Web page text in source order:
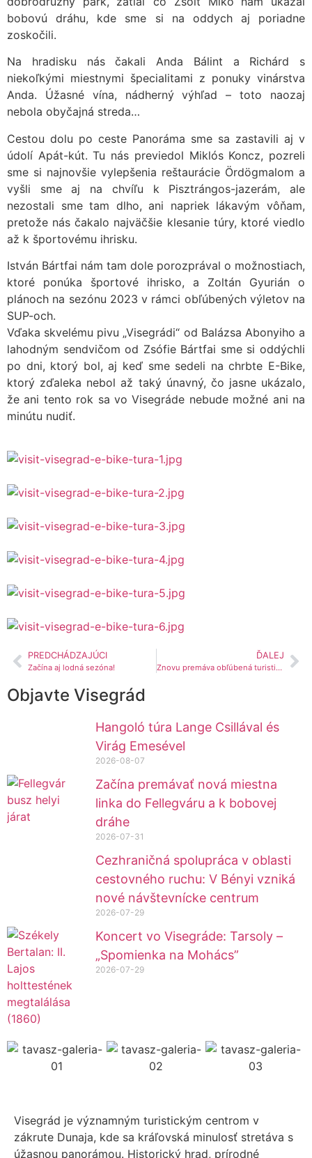
bobovú dráhu, kde sme si na oddych aj poriadne
zoskočili.
Na hradisku nás čakali Anda Bálint a Richárd s
niekoľkými miestnymi špecialitami z ponuky vinárstva
Anda. Úžasné vína, nádherný výhľad – toto naozaj
nebola obyčajná streda…
Cestou dolu po ceste Panoráma sme sa zastavili aj v
údolí Apát-kút. Tu nás previedol Miklós Koncz, pozreli
sme si najnovšie vylepšenia reštaurácie Ördögmalom a
vyšli sme aj na chvíľu k Pisztrángos-jazerám, ale
nezostali sme tam dlho, ani napriek lákavým vôňam,
pretože nás čakalo najväčšie klesanie túry, ktoré viedlo
až k športovému ihrisku.
István Bártfai nám tam dole porozprával o možnostiach,
ktoré ponúka športové ihrisko, a Zoltán Gyurián o
plánoch na sezónu 2023 v rámci obľúbených výletov na
SUP-och.
Vďaka skvelému pivu „Visegrádi“ od Balázsa Abonyiho a
lahodným sendvičom od Zsófie Bártfai sme si oddýchli
po dni, ktorý bol, aj keď sme sedeli na chrbte E-Bike,
ktorý zďaleka nebol až taký únavný, čo jasne ukázalo,
že ani tento rok sa vo Visegráde nebude možné ani na
minútu nudiť.
PREDCHÁDZAJÚCI
Začína aj lodná sezóna!
ĎALEJ
Znovu premáva obľúbená turistická linka Kis-Villám Volán
Objavte Visegrád
Hangoló túra Lange Csillával és
Virág Emesével
2026-08-07
Začína premávať nová miestna
linka do Fellegváru a k bobovej
dráhe
2026-07-31
Cezhraničná spolupráca v oblasti
cestovného ruchu: V Bényi vzniká
nové návštevnícke centrum
2026-07-29
Koncert vo Visegráde: Tarsoly –
„Spomienka na Mohács”
2026-07-29
Visegrád je významným turistickým centrom v
zákrute Dunaja, kde sa kráľovská minulosť stretáva s
úžasnou panorámou. Historický hrad, prírodné